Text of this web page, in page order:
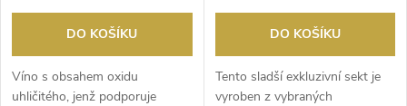
DO KOŠÍKU
Víno s obsahem oxidu
uhličitého, jenž podporuje
DO KOŠÍKU
Tento sladší exkluzivní sekt je
vyroben z vybraných